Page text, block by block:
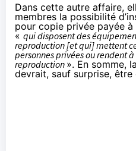
Dans cette autre affaire,
membres la possibilité
pour copie privée payée
« qui disposent des
reproduction [et qui] mettent
personnes privées ou rendent
reproduction ». En somme,
devrait, sauf surprise,